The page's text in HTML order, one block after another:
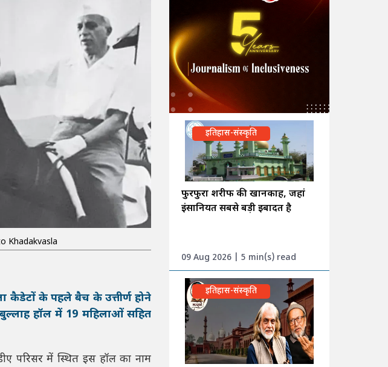
Khadakvasla
कैडेटों के पहले बैच के उत्तीर्ण होने
हॉल में 19 महिलाओं सहित
परिसर में स्थित इस हॉल का नाम
इतिहास-संस्कृति
फुरफुरा शरीफ की खानकाह, जहां
इंसानियत सबसे बड़ी इबादत है
09 Aug 2026 | 5 min(s) read
इतिहास-संस्कृति